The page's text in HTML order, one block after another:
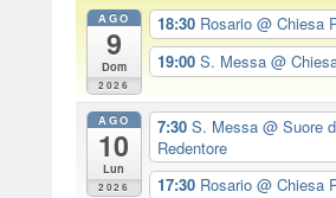
AGO
9
Dom
2026
18:30 Rosario @ Chiesa
19:00 S. Messa @
AGO
10
Lun
2026
7:30 S. Messa @ Suore
Redentore
17:30 Rosario @ Chiesa